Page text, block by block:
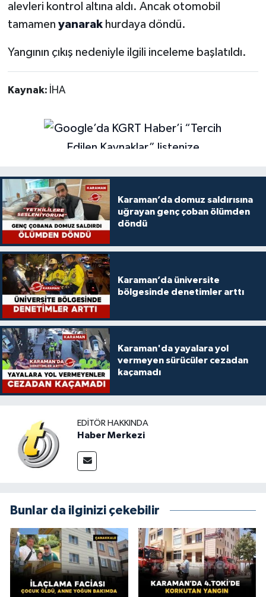
alevleri kontrol altına aldı. Ancak otomobil
tamamen yanarakhurdaya döndü.
Yangının çıkış nedeniyle ilgili inceleme başlatıldı.
Kaynak: İHA
Karaman’da domuz saldırısına
uğrayan genç çoban ölümden
döndü
Karaman’da üniversite
bölgesinde denetimler arttı
Karaman'da yayalara yol
vermeyen sürücüler cezadan
kaçamadı
EDITÖR HAKKINDA
Haber Merkezi
Bunlar da ilginizi çekebilir